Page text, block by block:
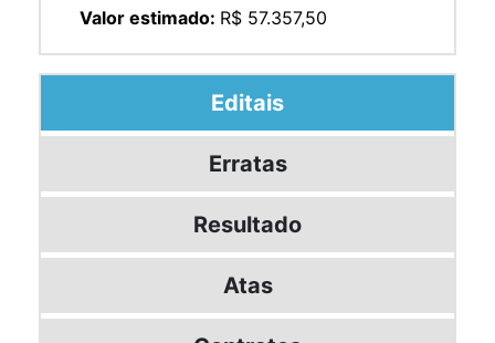
Valor estimado: R$ 57.357,50
Editais
Erratas
Resultado
Atas